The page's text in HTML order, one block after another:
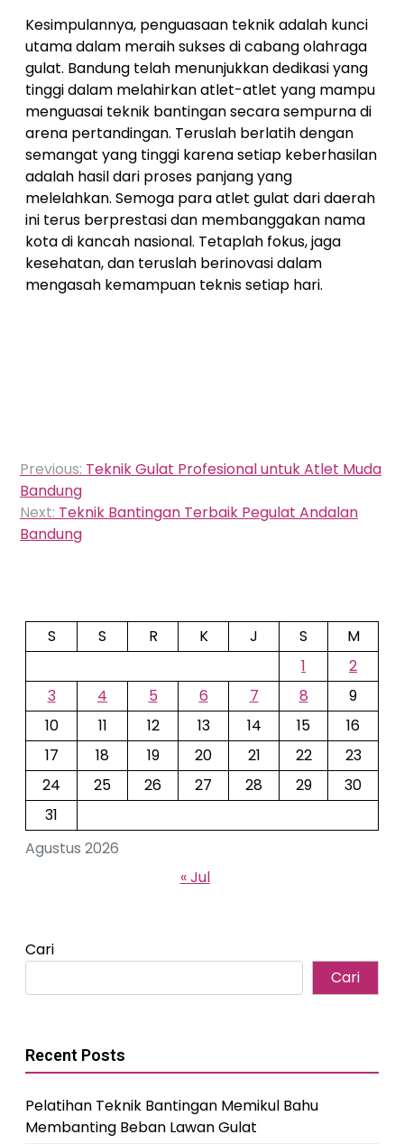
Kesimpulannya, penguasaan teknik adalah kunci
utama dalam meraih sukses di cabang olahraga
gulat. Bandung telah menunjukkan dedikasi yang
tinggi dalam melahirkan atlet-atlet yang mampu
menguasai teknik bantingan secara sempurna di
arena pertandingan. Teruslah berlatih dengan
semangat yang tinggi karena setiap keberhasilan
adalah hasil dari proses panjang yang
melelahkan. Semoga para atlet gulat dari daerah
ini terus berprestasi dan membanggakan nama
kota di kancah nasional. Tetaplah fokus, jaga
kesehatan, dan teruslah berinovasi dalam
mengasah kemampuan teknis setiap hari.
Navigasi
pos
Previous: Teknik Gulat Profesional untuk Atlet Muda
Bandung
Next: Teknik Bantingan Terbaik Pegulat Andalan
Bandung
Agustus 2026
S S R K J S
M
1
2
3
4 5 6 7 8
9
10
11 12 13 14 15
16
17
18 19 20 21 22
23
24
25 26 27 28 29
30
31
« Jul
Cari
Cari
Recent Posts
Pelatihan Teknik Bantingan Memikul Bahu
Membanting Beban Lawan Gulat